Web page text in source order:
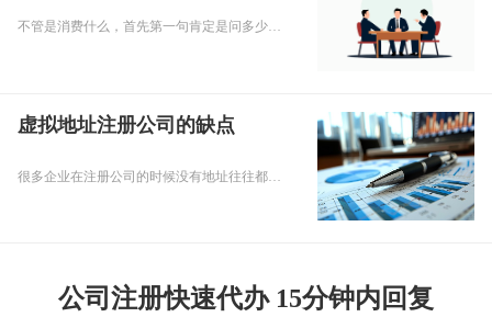
不管是消费什么，首先第一句肯定是问多少钱，这是消费者的本能反应，所以在当下的创业时期，注册公司也是一样的，很多老板在重庆找代办公司注册的时候第一句就是多少钱呢？目前市场上，关于代理注册公司的收费标准并没有一个统一的标准，地区不同、代理公司的情况不同都会影响代理注册公司的费用。
虚拟地址注册公司的缺点
公司注册快速代办 15分钟内回复